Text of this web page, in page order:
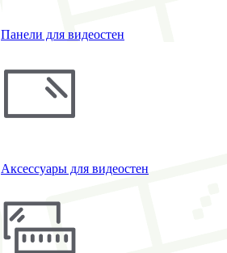
Панели для видеостен
Аксессуары для видеостен